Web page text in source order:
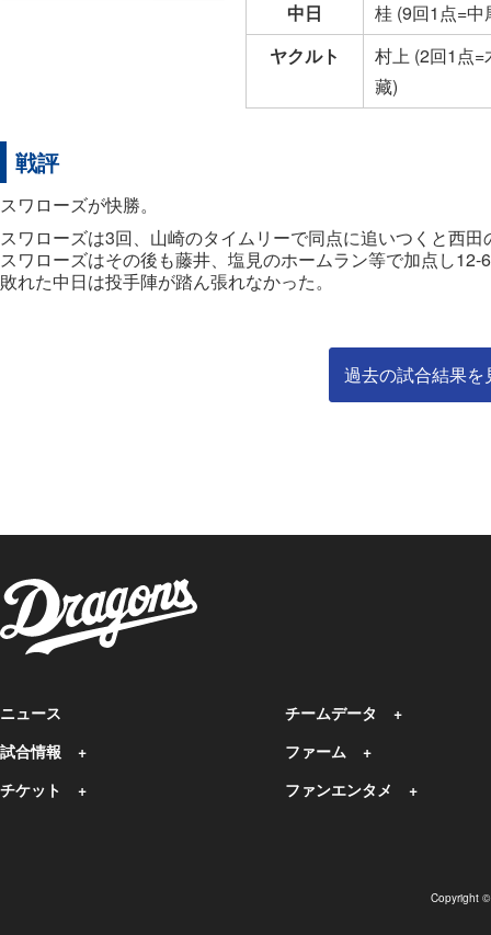
中日
桂 (9回1点=中
ヤクルト
村上 (2回1点
藏)
戦評
スワローズが快勝。
スワローズは3回、山崎のタイムリーで同点に追いつくと西
スワローズはその後も藤井、塩見のホームラン等で加点し12-
敗れた中日は投手陣が踏ん張れなかった。
過去の試合結果
ニュース
試合情報
チケット
チームデータ
ファーム
ファンエンタメ
Copyright